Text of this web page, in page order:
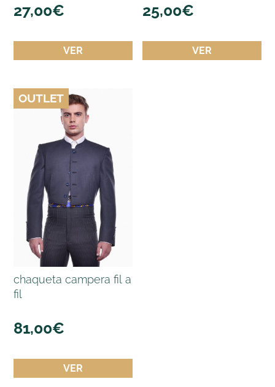
27,00€
VER
25,00€
VER
OUTLET
chaqueta campera fil a
fil
81,00€
VER